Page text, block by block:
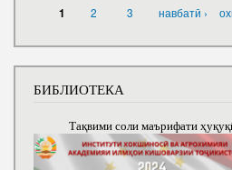
1 2 3 навбатӣ ›
БИБЛИОТЕКА
Тақвими соли маърифати